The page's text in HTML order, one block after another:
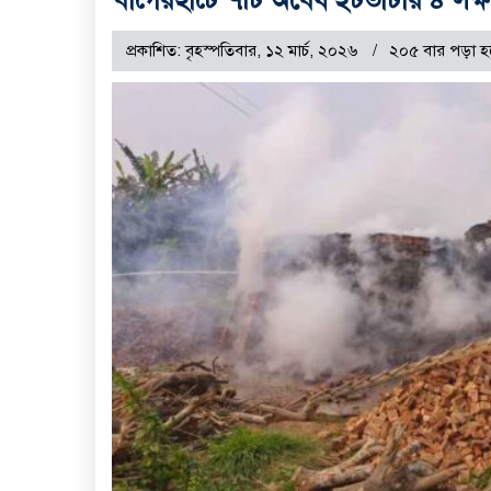
প্রকাশিত: বৃহস্পতিবার, ১২ মার্চ, ২০২৬ ২০৫ বার পড়া